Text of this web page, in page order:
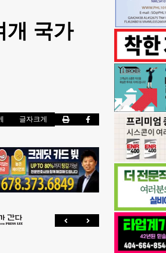
개 국가
글자크게